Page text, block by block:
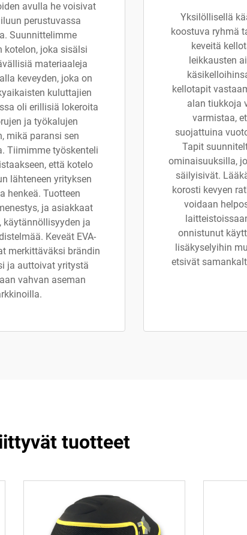
avulla he voisivat
perustuvassa
Suunnittelimme
kotelon, joka sisälsi
materiaaleja
keveyden, joka on
kuluttajien
oli erillisiä lokeroita
ja työkalujen
mikä paransi sen
Tiimimme työskenteli
että kotelo
lähteneen yrityksen
henkeä. Tuotteen
ja asiakkaat
käytännöllisyyden ja
Keveät EVA-
merkittäväksi brändin
ja auttoivat yritystä
vahvan aseman
Yksilöllisellä
koostuva ryhmä
keveitä
leikkausten
kellotapit
alan tiukkoja
varmistaa,
suojattuina
Tapit
ominaisuuksilla,
säilyisivät.
korosti kevyen
voidaan
onnistunut
lisäkyselyihin
etsivät
tuotteet